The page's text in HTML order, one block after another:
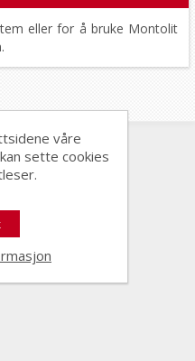
eller for å bruke Montolit
våre
sette cookies